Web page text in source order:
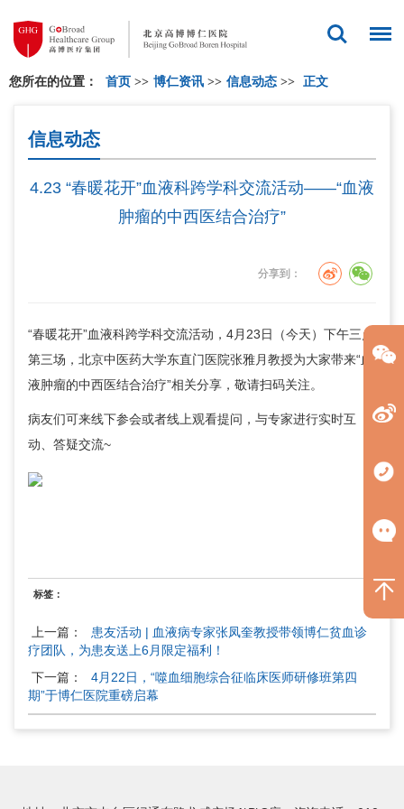
您所在的位置： 首页 >> 博仁资讯 >> 信息动态 >> 正文
信息动态
4.23 “春暖花开”血液科跨学科交流活动——“血液
肿瘤的中西医结合治疗”
分享到：
“春暖花开”血液科跨学科交流活动，4月23日（今天）下午三点
第三场，北京中医药大学东直门医院张雅月教授为大家带来“血
液肿瘤的中西医结合治疗”相关分享，敬请扫码关注。
病友们可来线下参会或者线上观看提问，与专家进行实时互
动、答疑交流~
标签：
上一篇：
患友活动 | 血液病专家张凤奎教授带领博仁贫血诊
疗团队，为患友送上6月限定福利！
下一篇：
4月22日，“噬血细胞综合征临床医师研修班第四
期”于博仁医院重磅启幕